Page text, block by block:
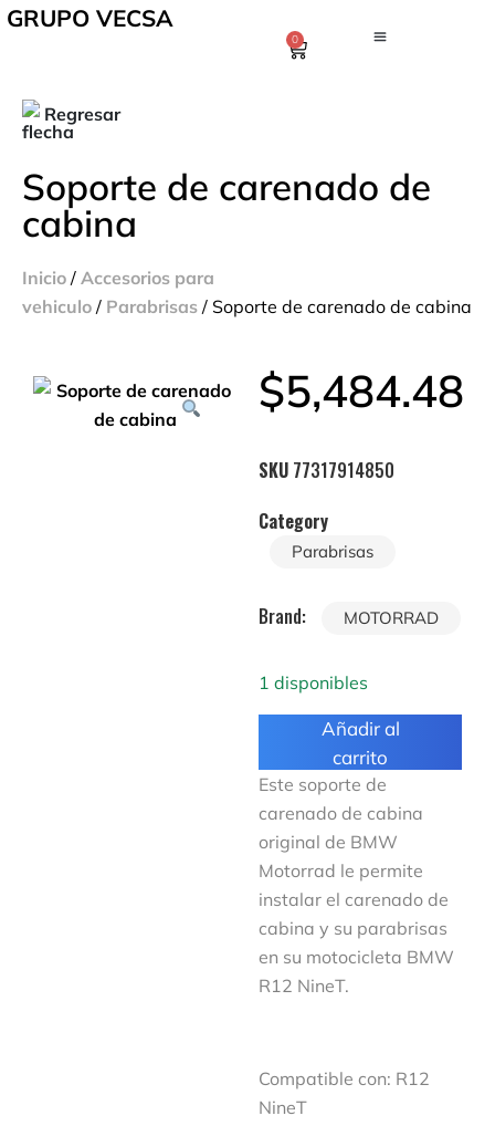
GRUPO VECSA
0
Regresar
Soporte de carenado de
cabina
Inicio / Accesorios para
vehiculo / Parabrisas / Soporte de carenado de cabina
$5,484.48
SKU 77317914850
Category
Parabrisas
Brand: MOTORRAD
1 disponibles
Añadir al
carrito
Este soporte de
carenado de cabina
original de BMW
Motorrad le permite
instalar el carenado de
cabina y su parabrisas
en su motocicleta BMW
R12 NineT.
Compatible con: R12
NineT